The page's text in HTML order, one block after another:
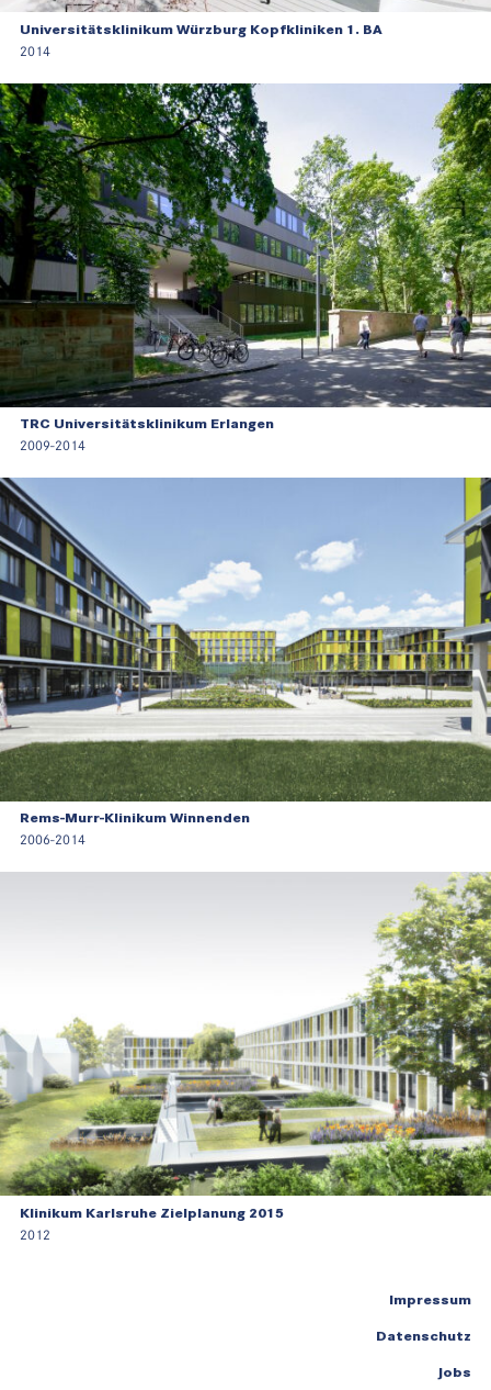
Universitätsklinikum Würzburg Kopfkliniken 1. BA
2014
TRC Universitätsklinikum Erlangen
2009-2014
Rems-Murr-Klinikum Winnenden
2006-2014
Klinikum Karlsruhe Zielplanung 2015
2012
Impressum
Datenschutz
Jobs